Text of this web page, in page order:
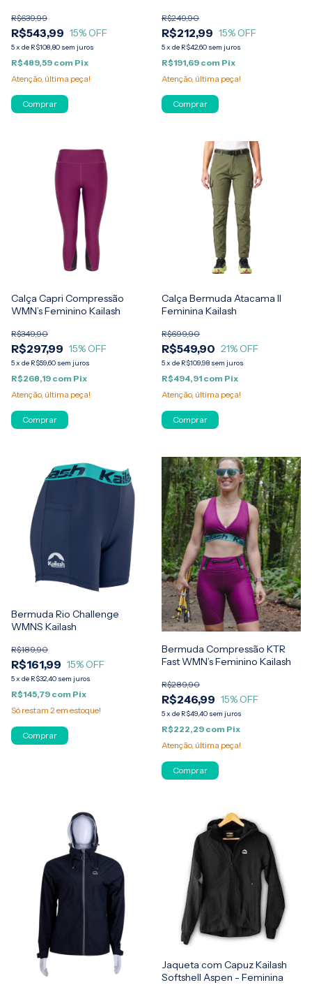
R$543,99
R$639,99
15% OFF
5x de R$108,80 sem juros
R$489,59 com Pix
Atenção, última peça!
Comprar
R$212,99
R$249,90
15% OFF
5x de R$42,60 sem juros
R$191,69 com Pix
Atenção, última peça!
Comprar
Calça Capri Compressão
WMN’s Feminino Kailash
R$297,99
R$349,90
15% OFF
5x de R$59,60 sem juros
R$268,19 com Pix
Atenção, última peça!
Comprar
Calça Bermuda Atacama II
Feminina Kailash
R$549,90
R$699,90
21% OFF
5x de R$109,98 sem juros
R$494,91 com Pix
Atenção, última peça!
Comprar
Bermuda Rio Challenge
WMNS Kailash
R$161,99
R$189,90
15% OFF
5x de R$32,40 sem juros
R$145,79 com Pix
Só restam 2 em estoque!
Comprar
Bermuda Compressão KTR
Fast WMN’s Feminino Kailash
R$246,99
R$289,90
15% OFF
5x de R$49,40 sem juros
R$222,29 com Pix
Atenção, última peça!
Comprar
Jaqueta com Capuz Kailash
Softshell Aspen - Feminina